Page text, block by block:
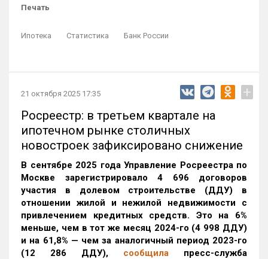
Печать
Ипотека Статистика Банк России
21 октября 2025 17:35 +
Росреестр: в третьем квартале на
ипотечном рынке столичных
новостроек зафиксировано снижение
В сентябре 2025 года Управление Росреестра по
Москве зарегистрировало 4 696 договоров
участия в долевом строительстве (ДДУ) в
отношении жилой и нежилой недвижимости с
привлечением кредитных средств. Это на 6%
меньше, чем в тот же месяц 2024-го (4 998 ДДУ)
и на 61,8% — чем за аналогичный период 2023-го
(12 286 ДДУ), сообщила пресс-служба